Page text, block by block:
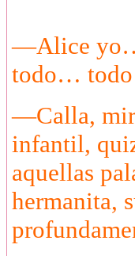
—Alice
todo… todo
—Calla,
infantil,
aquellas
hermanita,